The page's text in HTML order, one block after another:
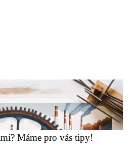
Máme pro vás tipy!